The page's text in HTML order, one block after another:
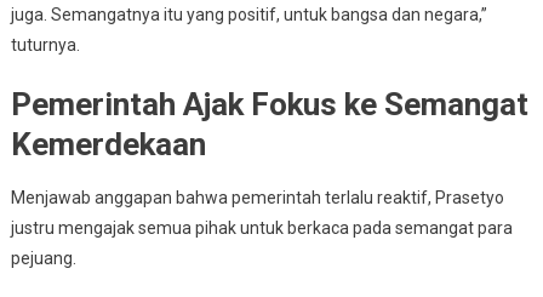
juga. Semangatnya itu yang positif, untuk bangsa dan negara,”
tuturnya.
Pemerintah Ajak Fokus ke Semangat
Kemerdekaan
Menjawab anggapan bahwa pemerintah terlalu reaktif, Prasetyo
justru mengajak semua pihak untuk berkaca pada semangat para
pejuang.